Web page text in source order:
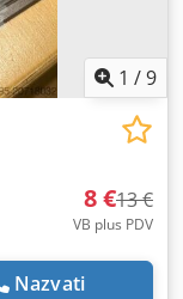
1 /9
8 €13 €
VB plus PDV
Nazvati